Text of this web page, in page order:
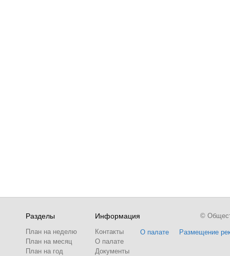
Разделы
План на неделю
План на месяц
План на год
Информация
Контакты
О палате
Документы
О палате Размещение
©